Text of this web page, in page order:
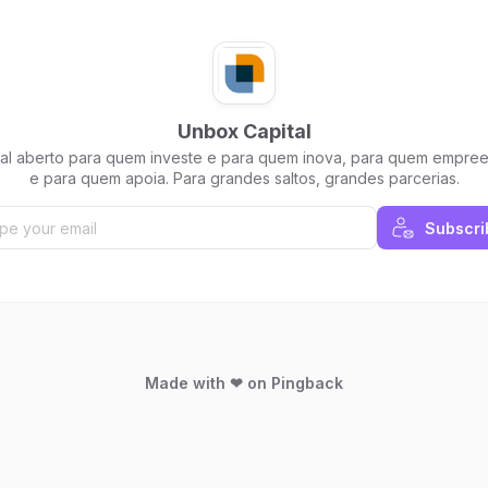
Unbox Capital
aberto para quem investe e para quem inova, para quem
e para quem apoia. Para grandes saltos, grandes parcerias.
Made with ❤ on Pingback